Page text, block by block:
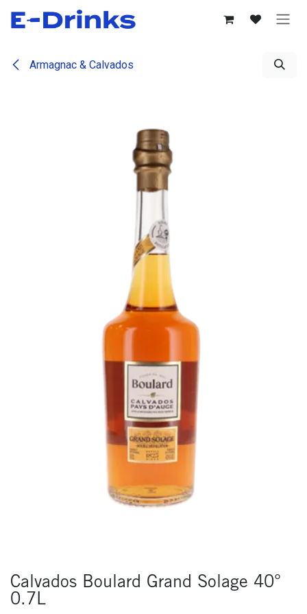
Se rendre au contenu
Armagnac & Calvados
Calvados Boulard Grand Solage 40°
0.7L